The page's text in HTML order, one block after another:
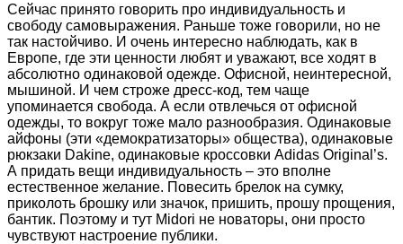
Сейчас принято говорить про индивидуальность и
свободу самовыражения. Раньше тоже говорили, но не
так настойчиво. И очень интересно наблюдать, как в
Европе, где эти ценности любят и уважают, все ходят в
абсолютно одинаковой одежде. Офисной, неинтересной,
мышиной. И чем строже дресс-код, тем чаще
упоминается свобода. А если отвлечься от офисной
одежды, то вокруг тоже мало разнообразия. Одинаковые
айфоны (эти «демократизаторы» общества), одинаковые
рюкзаки Dakine, одинаковые кроссовки Adidas Original’s.
А придать вещи индивидуальность – это вполне
естественное желание. Повесить брелок на сумку,
приколоть брошку или значок, пришить, прошу прощения,
бантик. Поэтому и тут Midori не новаторы, они просто
чувствуют настроение публики.